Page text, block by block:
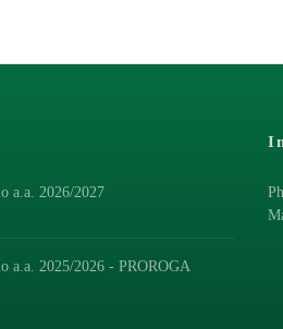
a.a. 2026/2027
a.a. 2025/2026 - PROROGA